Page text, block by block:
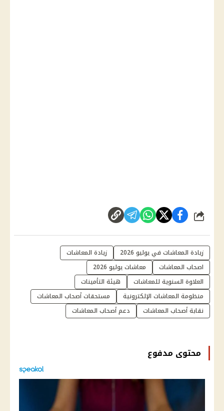
شارك
زيادة المعاشات في يوليو 2026
زيادة المعاشات
اصحاب المعاشات
معاشات يوليو 2026
العلاوة السنوية للمعاشات
هيئة التأمينات
منظومة المعاشات الإلكترونية
مستحقات أصحاب المعاشات
نقابة أصحاب المعاشات
دعم أصحاب المعاشات
محتوى مدفوع